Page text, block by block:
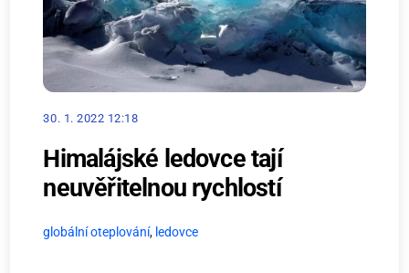
30. 1. 2022 12:18
Himalájské ledovce tají
neuvěřitelnou rychlostí
globální oteplování, ledovce